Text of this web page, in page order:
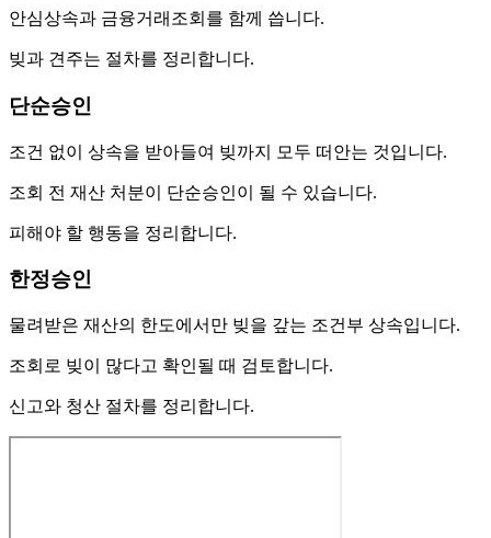
안심상속과 금융거래조회를 함께 씁니다.
빚과 견주는 절차를 정리합니다.
단순승인
조건 없이 상속을 받아들여 빚까지 모두 떠안는 것입니다.
조회 전 재산 처분이 단순승인이 될 수 있습니다.
피해야 할 행동을 정리합니다.
한정승인
물려받은 재산의 한도에서만 빚을 갚는 조건부 상속입니다.
조회로 빚이 많다고 확인될 때 검토합니다.
신고와 청산 절차를 정리합니다.